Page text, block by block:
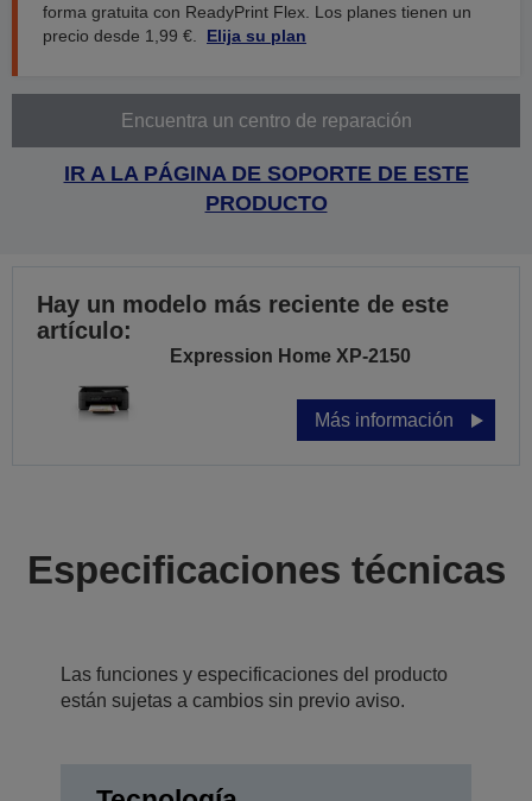
forma gratuita con ReadyPrint Flex. Los planes tienen un
precio desde 1,99 €.
Elija su plan
Encuentra un centro de reparación
IR A LA PÁGINA DE SOPORTE DE ESTE
PRODUCTO
Hay un modelo más reciente de este
artículo:
Expression Home XP-2150
Más información
Especificaciones técnicas
Las funciones y especificaciones del producto
están sujetas a cambios sin previo aviso.